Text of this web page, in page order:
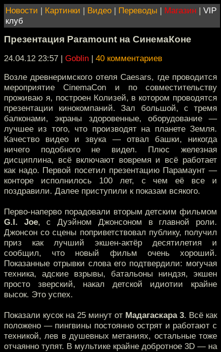
Новости | Картинки | Видео | Переводы | Магазин | VIP
клуб
Презентация Paramоunt на СинемаКоне
24.04.12 23:57 | Goblin | 40 комментариев
Возле древнеримского отеля Caesars, где проводится
мероприятие CinemaCon и по совместительству
проживаю я, построен Колизей, в котором проводятся
презентации кинокомпаний. Зал большой, с тремя
балконами, экраны здоровенные, оборудование —
лучшее из того, что производят на планете Земля.
Качество видео и звука — отвал башки, никогда
ничего подобного не видел. Плюс железная
дисциплина, всё включают вовремя и всё работает
как надо. Первой посетил презентацию Парамаунт —
конторе исполнилось 100 лет, с чем её все и
поздравили. Далее приступили к показам всякого.
Перво-наперво порадовали вторым детским фильмом
G.I. Joe, с Дуэйном Джонсоном в главной роли.
Джонсон со сцены поприветствовал публику, получил
приз как лучший экшен-актёр десятилетия и
сообщил, что новый фильм очень хороший.
Показанные отрывки слова его подтвердили: могучая
техника, адские взрывы, батальоны ниндзя, экшен
просто зверский, накал детской идиотии крайне
высок. Это успех.
Показали кусок на 25 минут от Мадагаскара 3. Всё как
положено — пингвины постоянно острят и работают с
техникой, лев в душевных метаниях, остальные тоже
отчаянно тупят. В мультике крайне добротное 3D — на